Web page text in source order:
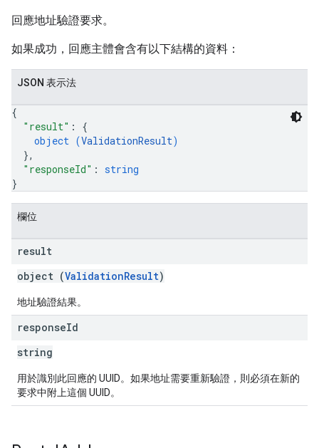
回應地址驗證要求。
如果成功，回應主體會含有以下結構的資料：
JSON 表示法
{
"result" : {
object (ValidationResult)
},
"responseId" : string
}
欄位
result
object (ValidationResult)
地址驗證結果。
responseId
string
用於識別此回應的 UUID。如果地址需要重新驗證，則必須在新的
要求中附上這個 UUID。